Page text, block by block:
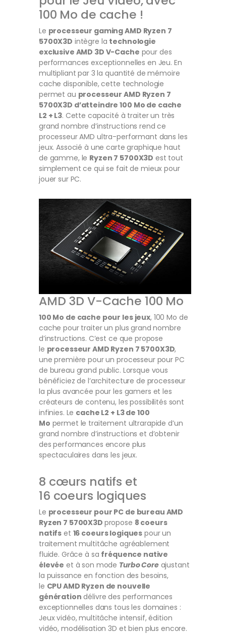
100 Mo de cache !
Le processeur gaming AMD Ryzen 7
5700X3D intègre la technologie
exclusive AMD 3D V-Cache pour des
performances exceptionnelles en Jeu. En
multipliant par 3 la quantité de mémoire
cache disponible, cette technologie
permet au processeur AMD Ryzen 7
5700X3D d’atteindre 100 Mo de cache
L2 + L3. Cette capacité à traiter un très
grand nombre d’instructions rend ce
processeur AMD ultra-performant dans les
jeux. Associé à une carte graphique haut
de gamme, le Ryzen 7 5700X3D est tout
simplement ce qui se fait de mieux pour
jouer sur PC.
AMD 3D V-Cache 100 Mo
100 Mo de cache pour les jeux, 100 Mo de
cache pour traiter un plus grand nombre
d’instructions. C’est ce que propose
le processeur AMD Ryzen 7 5700X3D,
une première pour un processeur pour PC
de bureau grand public. Lorsque vous
bénéficiez de l’architecture de processeur
la plus avancée pour les gamers et les
créateurs de contenu, les possibilités sont
infinies. Le cache L2 + L3 de 100
Mo permet le traitement ultrarapide d’un
grand nombre d’instructions et d’obtenir
des performances encore plus
spectaculaires dans les jeux.
8 cœurs natifs et
16 coeurs logiques
Le processeur pour PC de bureau AMD
Ryzen 7 5700X3D propose 8 coeurs
natifs et 16 coeurs logiques pour un
traitement multitâche agréablement
fluide. Grâce à sa fréquence native
élevée et à son mode Turbo Coreajustant
la puissance en fonction des besoins,
le CPU AMD Ryzen de nouvelle
génération délivre des performances
exceptionnelles dans tous les domaines :
Jeux vidéo, multitâche intensif, édition
vidéo, modélisation 3D et bien plus encore.